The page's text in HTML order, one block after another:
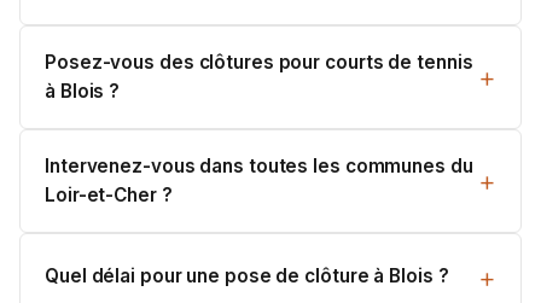
Posez-vous des clôtures pour courts de tennis
à Blois ?
Intervenez-vous dans toutes les communes du
Loir-et-Cher ?
Quel délai pour une pose de clôture à Blois ?